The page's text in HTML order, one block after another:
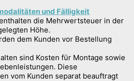
und Fälligkeit
die Mehrwertsteuer in der
Höhe.
dem Kunden vor Bestellung
sind Kosten für Montage sowie
Diese
vom Kunden separat beauftragt